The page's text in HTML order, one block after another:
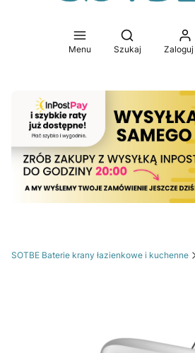
Menu
Otwórz
Szukaj Zaloguj
SOTBE Baterie krany łazienkowe i kuchenne